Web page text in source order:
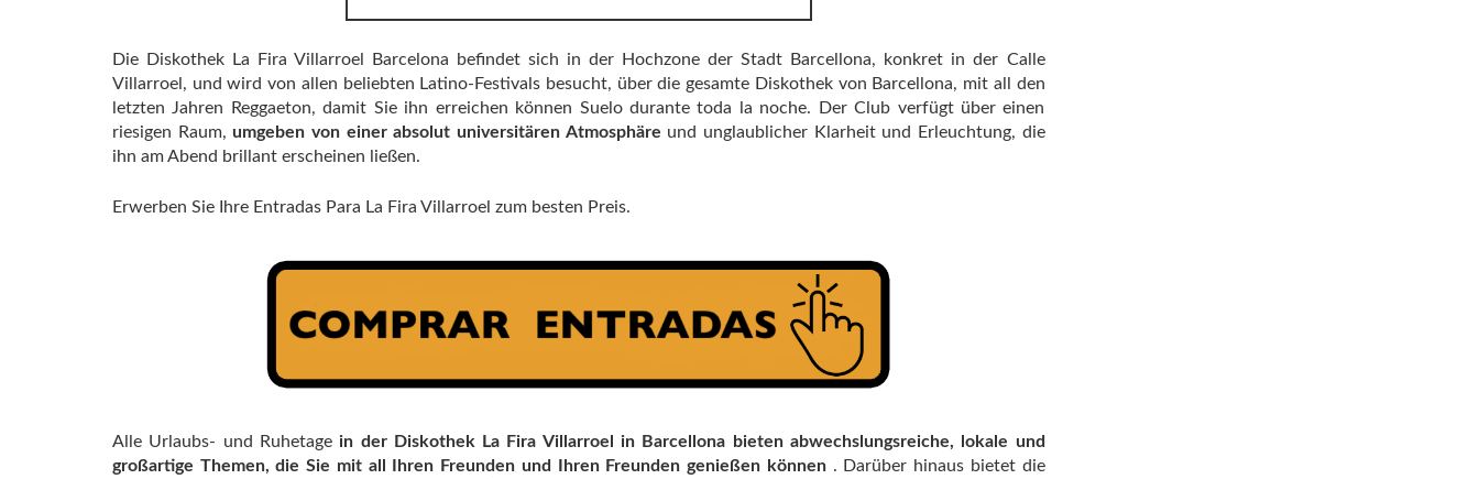
Die Diskothek La Fira Villarroel Barcelona befindet sich in der Hochzone der Stadt Barcellona, ​​konkret in der Calle
Villarroel, und wird von allen beliebten Latino-Festivals besucht, über die gesamte Diskothek von Barcellona, ​​mit all den
letzten Jahren Reggaeton, damit Sie ihn erreichen können Suelo durante toda la noche. Der Club verfügt über einen
riesigen Raum, umgeben von einer absolut universitären Atmosphäre und unglaublicher Klarheit und Erleuchtung, die
ihn am Abend brillant erscheinen ließen.
Erwerben Sie Ihre Entradas Para La Fira Villarroel zum besten Preis.
Alle Urlaubs- und Ruhetage in der Diskothek La Fira Villarroel in Barcellona bieten abwechslungsreiche, lokale und
großartige Themen, die Sie mit all Ihren Freunden und Ihren Freunden genießen können. Darüber hinaus bietet die